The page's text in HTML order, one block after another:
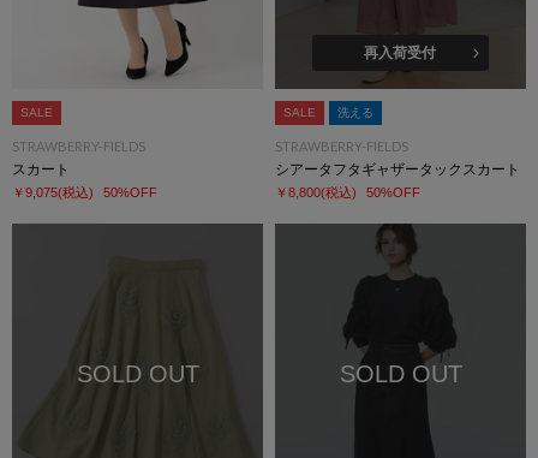
SALE
STRAWBERRY-FIELDS
スカート
￥9,075(税込) 50%OFF
再入荷受付
SALE 洗える
STRAWBERRY-FIELDS
シアータフタギャザータックスカート
￥8,800(税込) 50%OFF
SOLD OUT SOLD OUT